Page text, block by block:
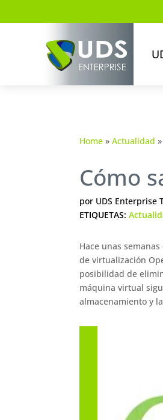
Home » Actualidad »
Cómo
por UDS Enterprise
ETIQUETAS:
Hace unas
de virtualización
posibilidad de
máquina virtual
almacenamiento y